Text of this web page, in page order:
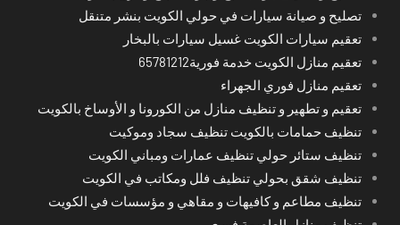
تصليح و صيانة سيارات في حولي الكويت بنشر متنقل
تعقيم سيارات الكويت غسيل سيارات بالبخار
تعقيم منازل الكويت خدمة فورية65781212
تعقيم منازل فوري الجهراء
تعقيم و تطهير و تنظيف منازل من الكورونا و الأوساخ بالكويت
تنظيف حمامات بالكويت تنظيف سجاد وموكيت
تنظيف ستائر حولي تنظيف عمارات ومباني الكويت
تنظيف شقق بحولي تنظيف فلل ومكاتب في الكويت
تنظيف مطاعم و كافيهات و مقاهي و مؤسسات في الكويت